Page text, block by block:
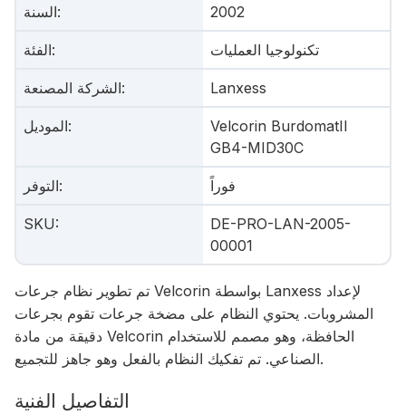
السنة: 2002
الفئة: تكنولوجيا العمليات
الشركة المصنعة: Lanxess
الموديل:
Velcorin BurdomatII
GB4-MID30C
التوفر: فوراً
SKU:
DE-PRO-LAN-2005-
00001
تم تطوير نظام جرعات Velcorin بواسطة Lanxess لإعداد
المشروبات. يحتوي النظام على مضخة جرعات تقوم بجرعات
دقيقة من مادة Velcorin الحافظة، وهو مصمم للاستخدام
الصناعي. تم تفكيك النظام بالفعل وهو جاهز للتجميع.
التفاصيل الفنية